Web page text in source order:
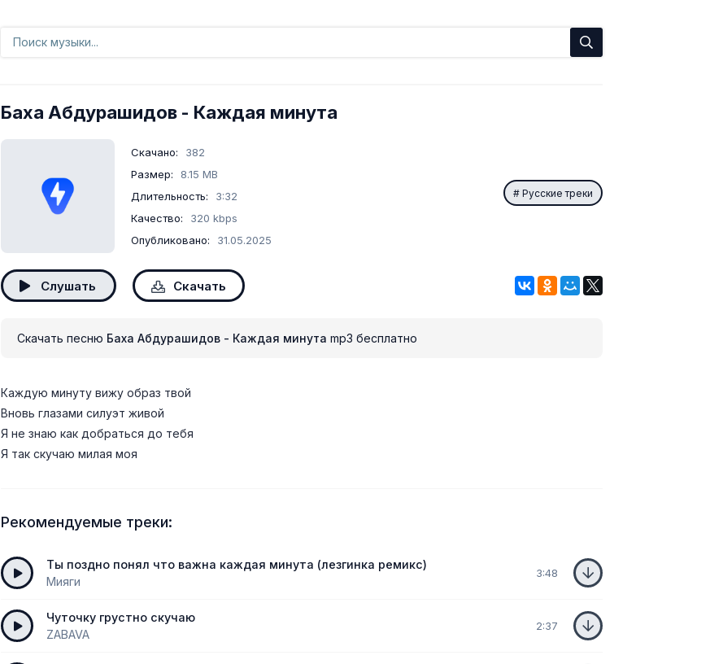
Баха Абдурашидов - Каждая минута
Скачано:
382
Размер:
8.15 MB
Длительность:
3:32
Качество:
320 kbps
Опубликовано:
31.05.2025
Русские треки
Слушать Скачать
Скачать песню Баха Абдурашидов - Каждая минута mp3 бесплатно
Каждую минуту вижу образ твой
Вновь глазами силуэт живой
Я не знаю как добраться до тебя
Я так скучаю милая моя
Рекомендуемые треки:
Ты поздно понял что важна каждая минута (лезгинка ремикс)
Мияги
3:48
Чуточку грустно скучаю
ZABAVA
2:37